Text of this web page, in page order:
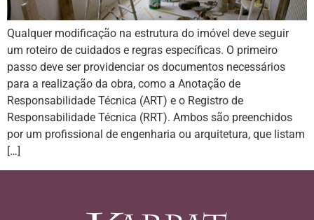
Qualquer modificação na estrutura do imóvel deve seguir
um roteiro de cuidados e regras específicas. O primeiro
passo deve ser providenciar os documentos necessários
para a realização da obra, como a Anotação de
Responsabilidade Técnica (ART) e o Registro de
Responsabilidade Técnica (RRT). Ambos são preenchidos
por um profissional de engenharia ou arquitetura, que listam
[…]